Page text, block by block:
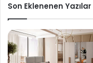
Son Eklenenen Yazılar